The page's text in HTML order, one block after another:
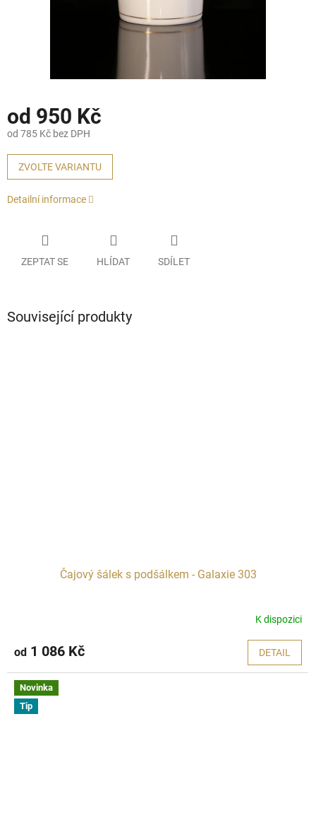
od 950 Kč
od 785 Kč bez DPH
Měrná
cena:
ZVOLTE VARIANTU
Detailní informace
ZEPTAT SE HLÍDAT SDÍLET
Související produkty
Čajový šálek s podšálkem - Galaxie 303
K dispozici
od 1 086 Kč DETAIL
Novinka
Tip